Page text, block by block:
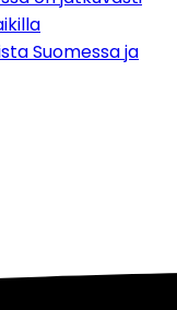
Suomessa ja